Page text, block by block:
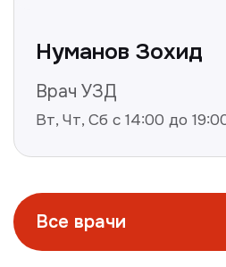
Все статьи